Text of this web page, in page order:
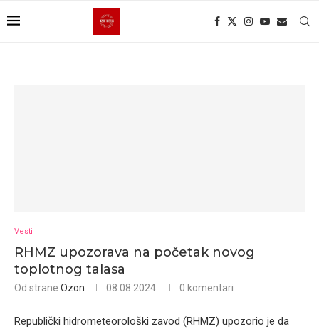
Vesti
RHMZ upozorava na početak novog
toplotnog talasa
Od strane Ozon 08.08.2024. 0 komentari
Republički hidrometeorološki zavod (RHMZ) upozorio je da